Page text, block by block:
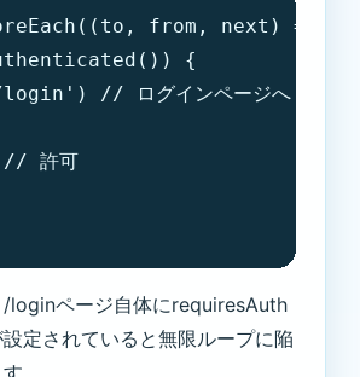
from, next) => {
{
// ログインページへ
許可
/loginページ自体にrequiresAuth
定されていると無限ループに陥
。